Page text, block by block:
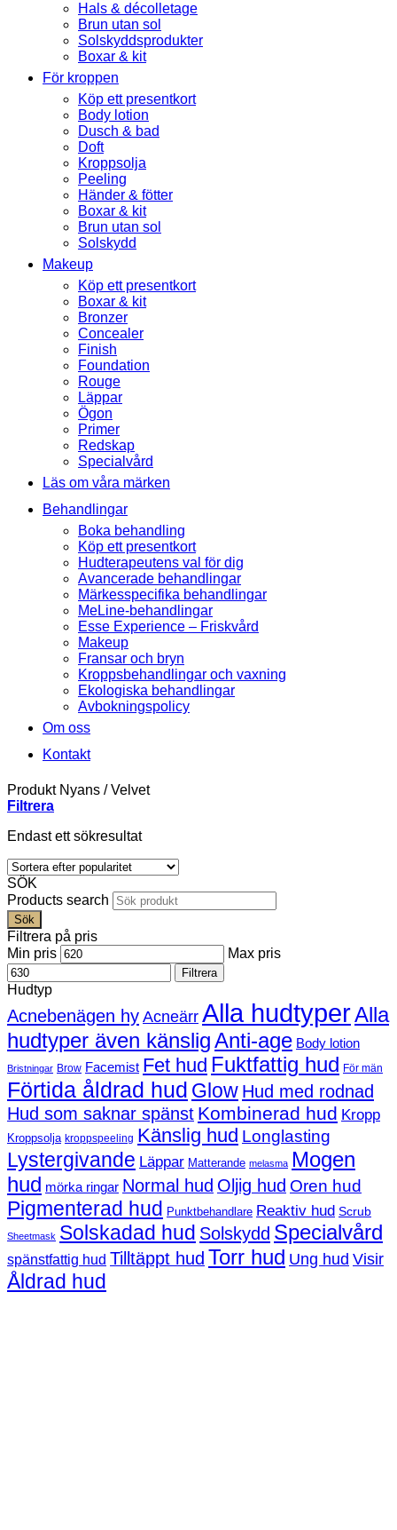
Hals & décolletage
Brun utan sol
Solskyddsprodukter
Boxar & kit
För kroppen
Köp ett presentkort
Body lotion
Dusch & bad
Doft
Kroppsolja
Peeling
Händer & fötter
Boxar & kit
Brun utan sol
Solskydd
Makeup
Köp ett presentkort
Boxar & kit
Bronzer
Concealer
Finish
Foundation
Rouge
Läppar
Ögon
Primer
Redskap
Specialvård
Läs om våra märken
Behandlingar
Boka behandling
Köp ett presentkort
Hudterapeutens val för dig
Avancerade behandlingar
Märkesspecifika behandlingar
MeLine-behandlingar
Esse Experience – Friskvård
Makeup
Fransar och bryn
Kroppsbehandlingar och vaxning
Ekologiska behandlingar
Avbokningspolicy
Om oss
Kontakt
Produkt Nyans /Velvet
Filtrera
Endast ett sökresultat
SÖK
Products search
Sök
Filtrera på pris
Min pris
Max pris
Filtrera
Hudtyp
Acnebenägen hy Acneärr Alla hudtyperAlla
hudtyper även känsligAnti-age Body lotion
Bristningar Brow Facemist Fet hud Fuktfattig hud För män
Förtida åldrad hud Glow Hud med rodnad
Hud som saknar spänst Kombinerad hud Kropp
Kroppsolja kroppspeeling Känslig hud Longlasting
Lystergivande Läppar Matterande melasma Mogen
hud mörka ringar Normal hud Oljig hud Oren hud
Pigmenterad hud Punktbehandlare Reaktiv hud Scrub
Sheetmask Solskadad hud Solskydd Specialvård
spänstfattig hud Tilltäppt hud Torr hud Ung hud Visir
Åldrad hud